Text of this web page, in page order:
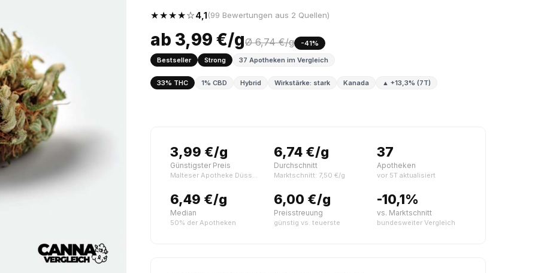
★★★★☆4,1(99 Bewertungen aus 2 Quellen)
ab 3,99 €/gØ 6,74 €/g
-41%
Bestseller
Strong 37 Apotheken im Vergleich
33% THC 1% CBD Hybrid Wirkstärke: stark Kanada ▲ +13,3% (7T)
3,99 €/g
Günstigster Preis
Malteser Apotheke Düsseldorf | Greencalm
6,74 €/g
Durchschnitt
Marktschnitt: 7,50 €/g
37
Apotheken
vor 5T aktualisiert
6,49 €/g
Median
50% der Apotheken
6,00 €/g
Preisstreuung
günstig vs. teuerste
-10,1%
vs. Marktschnitt
bundesweiter Vergleich